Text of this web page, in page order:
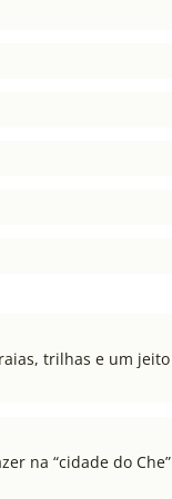
trilhas e um
na “cidade do Che”